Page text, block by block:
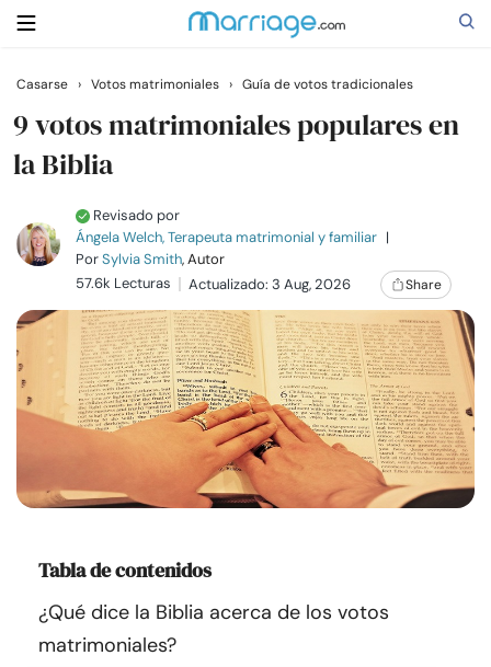
Buscar
Relaciones
Familia
Ayuda
Recursos
Comunidad
Encuentra un terapeuta
Casarse › Votos matrimoniales › Guía de votos tradicionales
9 votos matrimoniales populares en
la Biblia
Revisado por
Ángela Welch, Terapeuta matrimonial y familiar |
PorSylvia Smith, Autor
57.6k Lecturas
Actualizado: 3 Aug, 2026 Share
Tabla de contenidos
¿Qué dice la Biblia acerca de los votos
matrimoniales?